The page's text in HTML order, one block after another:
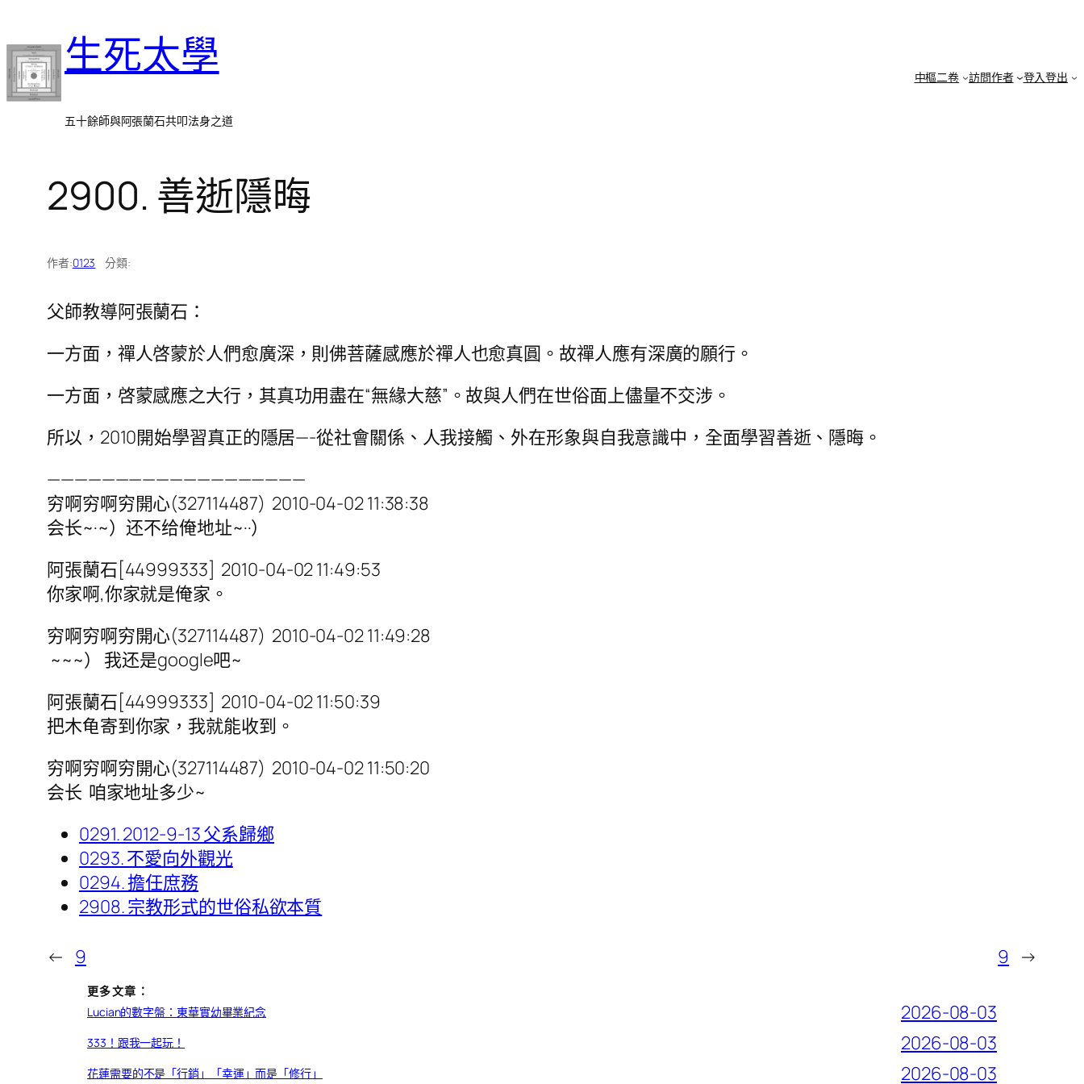
至
主
要
生死太學
五十餘師與阿張蘭石共叩法身之道
中樞二卷 訪問作者 登入登出
2900. 善逝隱晦
作者:0123 分類:
父師教導阿張蘭石：
一方面，禪人啓蒙於人們愈廣深，則佛菩薩感應於禪人也愈真圓。故禪人應有深廣的願行。
一方面，啓蒙感應之大行，其真功用盡在“無緣大慈”。故與人們在世俗面上儘量不交涉。
所以，2010開始學習真正的隱居—-從社會關係、人我接觸、外在形象與自我意識中，全面學習善逝、隱晦。
———————————————————
穷啊穷啊穷開心(327114487) 2010-04-02 11:38:38
会长~·~）还不给俺地址~··）
阿張蘭石[44999333] 2010-04-02 11:49:53
你家啊,你家就是俺家。
穷啊穷啊穷開心(327114487) 2010-04-02 11:49:28
~~~） 我还是google吧~
阿張蘭石[44999333] 2010-04-02 11:50:39
把木龟寄到你家，我就能收到。
穷啊穷啊穷開心(327114487) 2010-04-02 11:50:20
会长 咱家地址多少~
0291. 2012-9-13 父系歸鄉
0293. 不愛向外觀光
0294. 擔任庶務
2908. 宗教形式的世俗私欲本質
← 9 9 →
更多文章：
Lucian的數字盤：東華實幼畢業紀念
2026-08-03
333！跟我一起玩！ 2026-08-03
花蓮需要的不是「行銷」「幸運」而是「修行」 2026-08-03